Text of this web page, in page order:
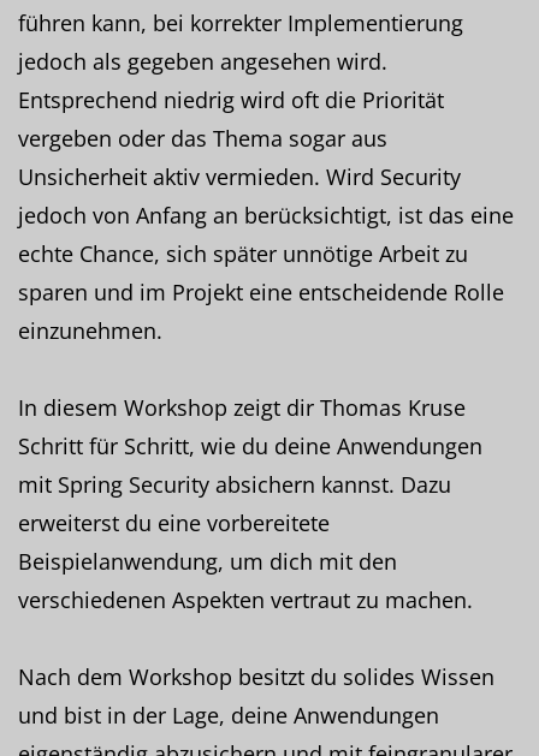
führen kann, bei korrekter Implementierung
jedoch als gegeben angesehen wird.
Entsprechend niedrig wird oft die Priorität
vergeben oder das Thema sogar aus
Unsicherheit aktiv vermieden. Wird Security
jedoch von Anfang an berücksichtigt, ist das eine
echte Chance, sich später unnötige Arbeit zu
sparen und im Projekt eine entscheidende Rolle
einzunehmen.
In diesem Workshop zeigt dir Thomas Kruse
Schritt für Schritt, wie du deine Anwendungen
mit Spring Security absichern kannst. Dazu
erweiterst du eine vorbereitete
Beispielanwendung, um dich mit den
verschiedenen Aspekten vertraut zu machen.
Nach dem Workshop besitzt du solides Wissen
und bist in der Lage, deine Anwendungen